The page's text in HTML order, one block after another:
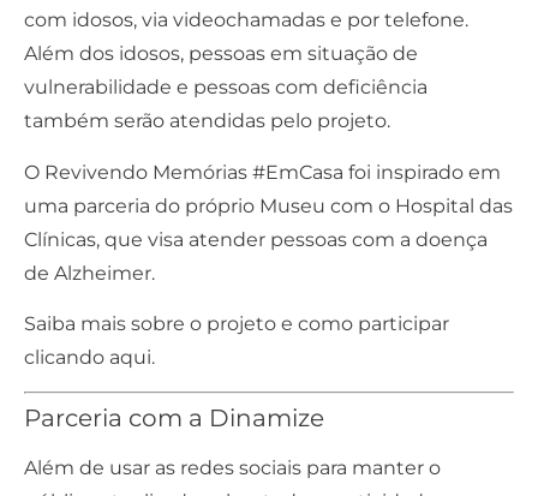
com idosos, via videochamadas e por telefone.
Além dos idosos, pessoas em situação de
vulnerabilidade e pessoas com deficiência
também serão atendidas pelo projeto.
O Revivendo Memórias #EmCasa foi inspirado em
uma parceria do próprio Museu com o Hospital das
Clínicas, que visa atender pessoas com a doença
de Alzheimer.
Saiba mais sobre o projeto e como participar
clicando aqui.
Parceria com a Dinamize
Além de usar as redes sociais para manter o